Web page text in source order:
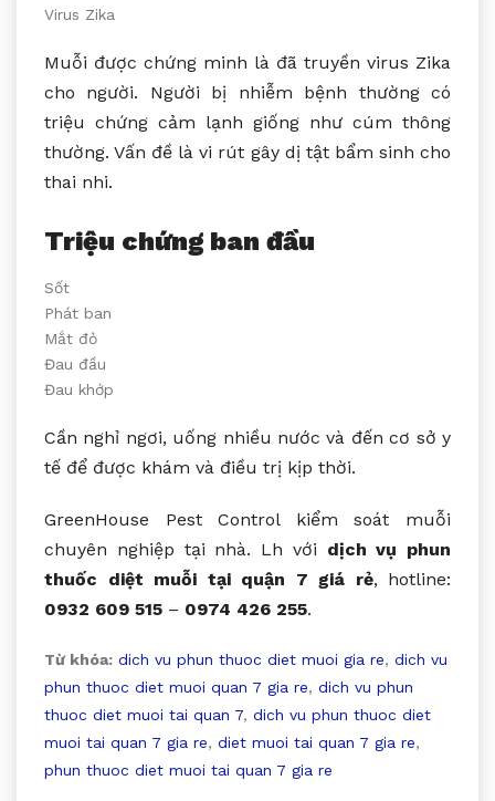
Virus Zika
Muỗi được chứng minh là đã truyền virus Zika
cho người. Người bị nhiễm bệnh thường có
triệu chứng cảm lạnh giống như cúm thông
thường. Vấn đề là vi rút gây dị tật bẩm sinh cho
thai nhi.
Triệu chứng ban đầu
Sốt
Phát ban
Mắt đỏ
Đau đầu
Đau khớp
Cần nghỉ ngơi, uống nhiều nước và đến cơ sở y
tế để được khám và điều trị kịp thời.
GreenHouse Pest Control kiểm soát muỗi
chuyên nghiệp tại nhà. Lh với dịch vụ phun
thuốc diệt muỗi tại quận 7 giá rẻ, hotline:
0932 609 515 – 0974 426 255.
Từ khóa: dich vu phun thuoc diet muoi gia re, dich vu
phun thuoc diet muoi quan 7 gia re, dich vu phun
thuoc diet muoi tai quan 7, dich vu phun thuoc diet
muoi tai quan 7 gia re, diet muoi tai quan 7 gia re,
phun thuoc diet muoi tai quan 7 gia re